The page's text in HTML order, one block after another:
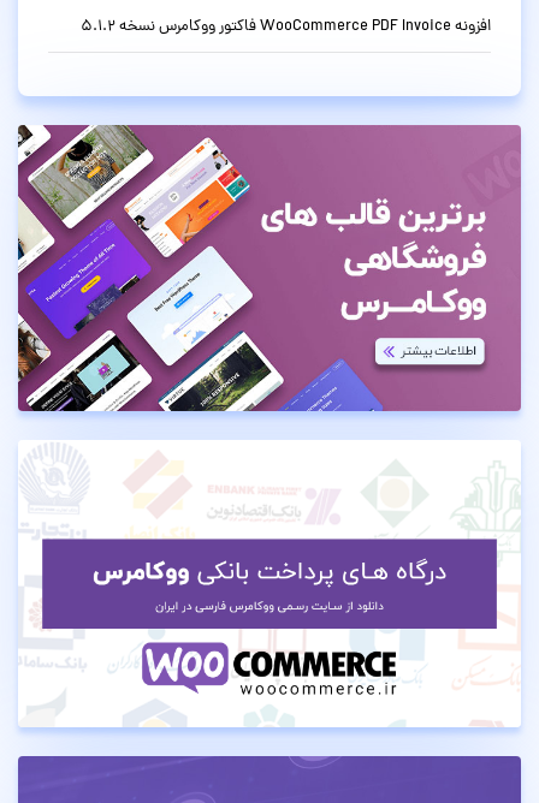
افزونه WooCommerce PDF Invoice فاکتور ووکامرس نسخه 5.1.2